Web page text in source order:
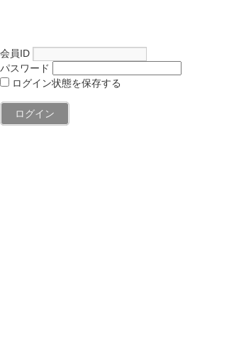
会員ID
パスワード
ログイン状態を保存する